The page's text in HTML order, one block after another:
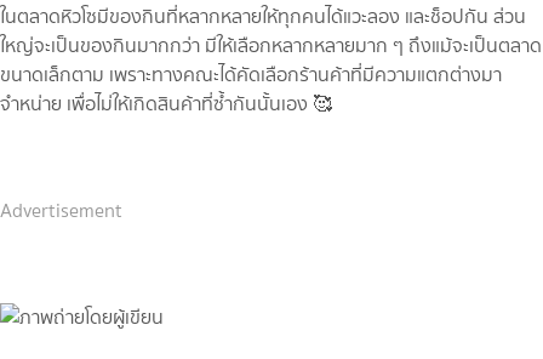
ในตลาดหิวโซมีของกินที่หลากหลายให้ทุกคนได้แวะลอง และช็อปกัน ส่วน
ใหญ่จะเป็นของกินมากกว่า มีให้เลือกหลากหลายมาก ๆ ถึงแม้จะเป็นตลาด
ขนาดเล็กตาม เพราะทางคณะได้คัดเลือกร้านค้าที่มีความแตกต่างมา
จำหน่าย เพื่อไม่ให้เกิดสินค้าที่ซ้ำกันนั้นเอง 🥰
Advertisement